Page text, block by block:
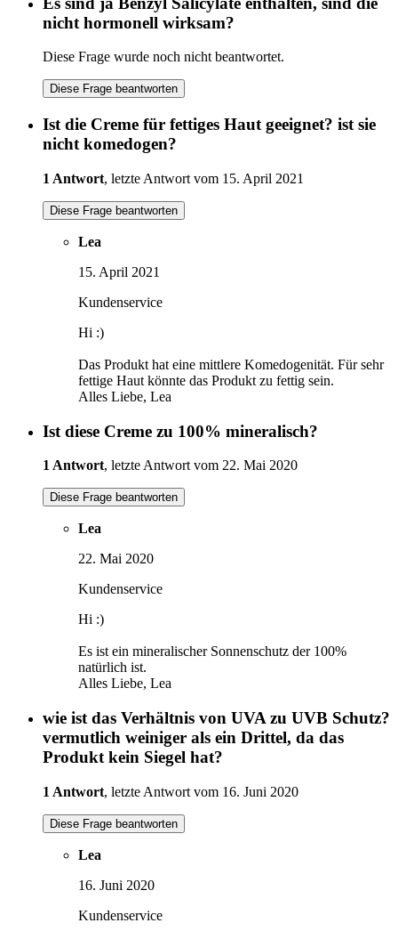
nicht hormonell wirksam?
Diese Frage wurde noch nicht beantwortet.
Diese Frage beantworten
Ist die Creme für fettiges Haut geeignet? ist sie
nicht komedogen?
1 Antwort, letzte Antwort vom 15. April 2021
Diese Frage beantworten
Lea
15. April 2021
Kundenservice
Hi :)
Das Produkt hat eine mittlere Komedogenität. Für sehr
fettige Haut könnte das Produkt zu fettig sein.
Alles Liebe, Lea
Ist diese Creme zu 100% mineralisch?
1 Antwort, letzte Antwort vom 22. Mai 2020
Diese Frage beantworten
Lea
22. Mai 2020
Kundenservice
Hi :)
Es ist ein mineralischer Sonnenschutz der 100%
natürlich ist.
Alles Liebe, Lea
wie ist das Verhältnis von UVA zu UVB Schutz?
vermutlich weiniger als ein Drittel, da das
Produkt kein Siegel hat?
1 Antwort, letzte Antwort vom 16. Juni 2020
Diese Frage beantworten
Lea
16. Juni 2020
Kundenservice